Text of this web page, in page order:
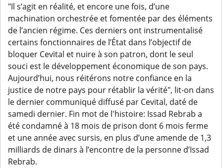
"Il s’agit en réalité, et encore une fois, d’une
machination orchestrée et fomentée par des éléments
de l’ancien régime. Ces derniers ont instrumentalisé
certains fonctionnaires de l’État dans l’objectif de
bloquer Cevital et nuire à son patron, dont le seul
souci est le développement économique de son pays.
Aujourd’hui, nous réitérons notre confiance en la
justice de notre pays pour rétablir la vérité", lit-on dans
le dernier communiqué diffusé par Cevital, daté de
samedi dernier. Fin mot de l'histoire: Issad Rebrab a
été condamné à 18 mois de prison dont 6 mois ferme
et une année avec sursis, en plus d’une amende de 1,3
milliards de dinars à l’encontre de la personne d’Issad
Rebrab.